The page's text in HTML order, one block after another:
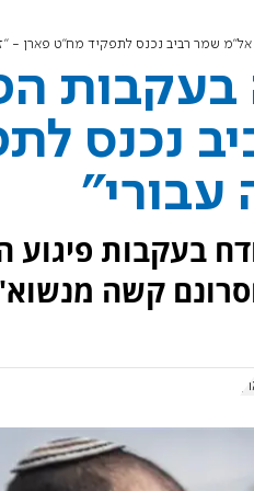
שמר רביב נכנס לתפקיד מח"ט פארן -
נכנס
עבורי"
בעקבות פיגוע
קשה